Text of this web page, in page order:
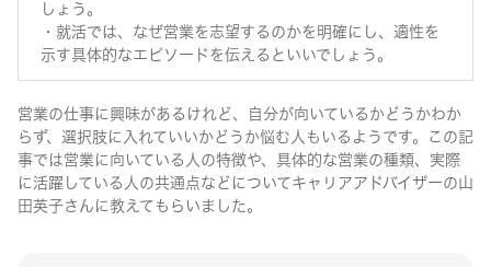
大学1・2年生
しょう。
・就活では、なぜ営業を志望するのかを明確にし、適性を
示す具体的なエピソードを伝えるといいでしょう。
営業の仕事に興味があるけれど、自分が向いているかどうかわか
らず、選択肢に入れていいかどうか悩む人もいるようです。この記
事では営業に向いている人の特徴や、具体的な営業の種類、実際
に活躍している人の共通点などについてキャリアアドバイザーの山
田英子さんに教えてもらいました。